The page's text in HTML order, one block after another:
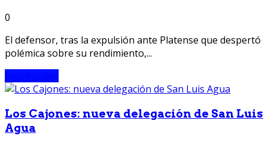
0
El defensor, tras la expulsión ante Platense que despertó
polémica sobre su rendimiento,...
Los Cajones: nueva delegación de San Luis
Agua